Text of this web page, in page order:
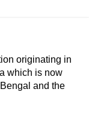
originating in
which is now
and the